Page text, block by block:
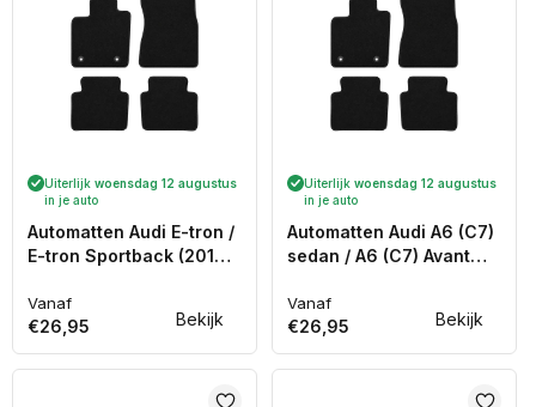
Bekijk
Uiterlijk woensdag 12 augustus
in je auto
Automatten Audi E-tron /
E-tron Sportback (2019-
Normale
prijs
Vanaf
€26,95 Bekijk
Uiterlijk woensdag 12 augustus
in je auto
Automatten Audi A6 (C7)
sedan / A6 (C7) Avant
2018)
Normale
prijs
Vanaf
€26,95